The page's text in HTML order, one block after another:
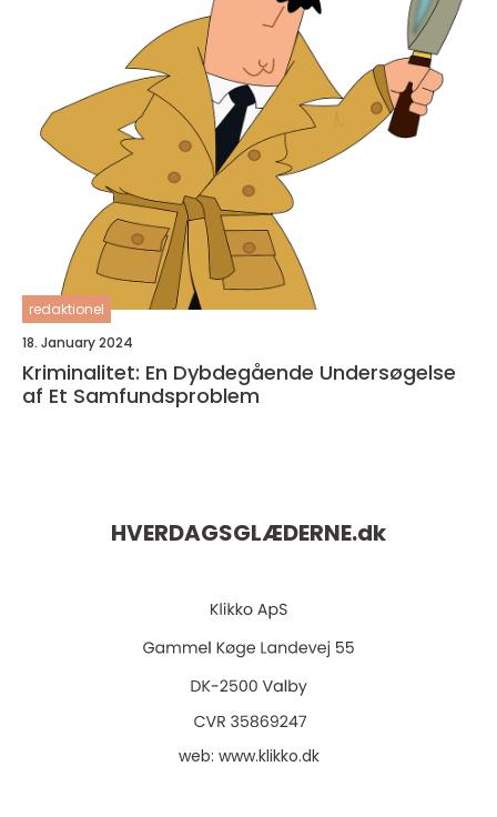
redaktionel
18. January 2024
Kriminalitet: En Dybdegående Undersøgelse
af Et Samfundsproblem
HVERDAGSGLÆDERNE.dk
web: www.klikko.dk